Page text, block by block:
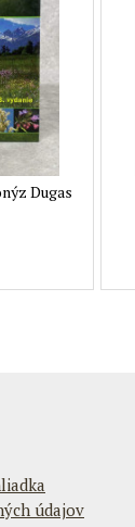
Dugas
údajov